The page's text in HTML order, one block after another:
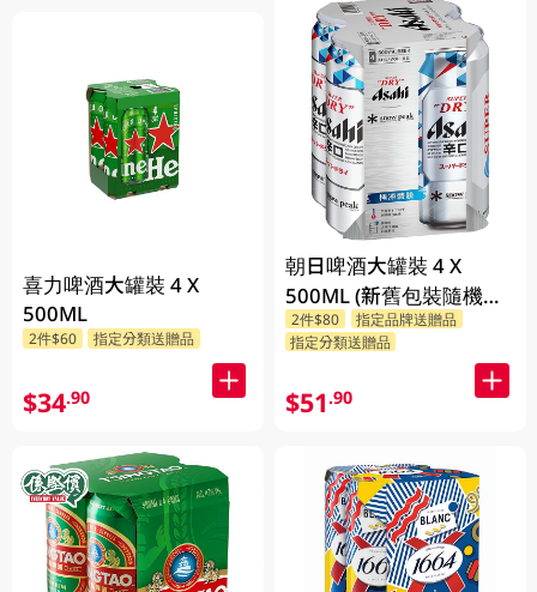
喜力啤酒大罐裝 4 X
500ML
2件$60 指定分類送贈品
$34.90
朝日啤酒大罐裝 4 X
500ML (新舊包裝隨機發
貨)
2件$80
指定品牌送贈品
指定分類送贈品
$51.90